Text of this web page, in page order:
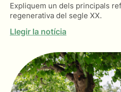
Expliquem un dels principals
regenerativa del segle XX.
Llegir la notícia